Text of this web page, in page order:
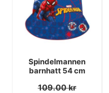
Spindelmannen
barnhatt 54 cm
109.00kr